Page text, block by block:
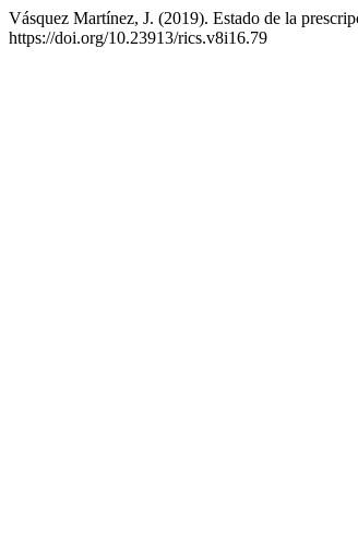
Vásquez Martínez, J. (2019). Estado de la
https://doi.org/10.23913/rics.v8i16.79